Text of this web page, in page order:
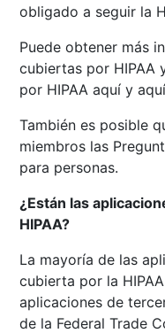
obligado a seguir la
Puede obtener más
cubiertas por HIPAA
por HIPAAaquí yaquí
También es posible
miembros las
para personas.
¿Están las
HIPAA?
La mayoría de las
cubierta por la
aplicaciones de
de la Federal Trade